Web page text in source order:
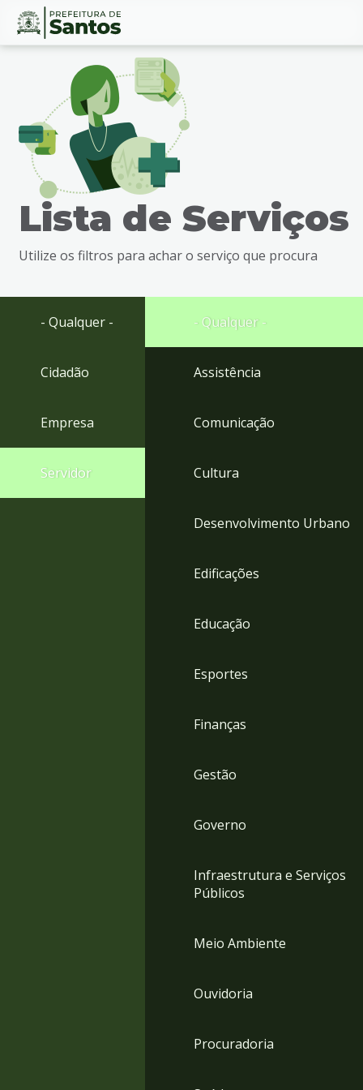
Ir
busca
Ir
Conteúdo
Lista de Serviços
Utilize os filtros para achar o serviço que procura
- Qualquer -
Cidadão
Empresa
Servidor
- Qualquer -
Assistência
Comunicação
Cultura
Desenvolvimento Urbano
Edificações
Educação
Esportes
Finanças
Gestão
Governo
Infraestrutura e Serviços
Públicos
Meio Ambiente
Ouvidoria
Procuradoria